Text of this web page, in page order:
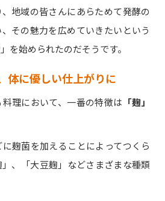
地域の皆さんにあらためて発酵の
その魅力を広めていきたいという
を始められたのだそうです。
体に優しい仕上がりに
理において、一番の特徴は 「麹」
麹菌を加えることによってつくら
、「大豆麹」などさまざまな種類